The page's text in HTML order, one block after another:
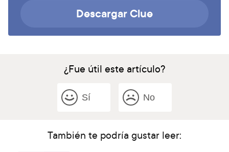
Descargar Clue
¿Fue útil este artículo?
Sí No
También te podría gustar leer: